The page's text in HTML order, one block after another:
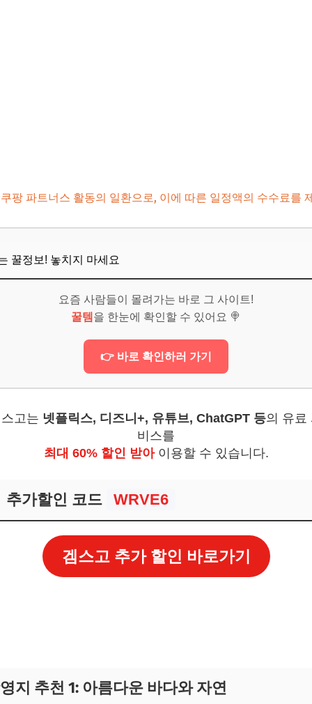
선동 한옥 거리
나': 한벽굴
타세콰이어 길
놓치지 마세요
기는 나만의 꿀팁
께 드라이브
놓치지 마세요
편한 곳은 어디인가요?
하기 좋은 곳은 어디인가요?
이용하는 방법도 있나요?
팡 파트너스 활동의 일환으로, 이에 따른 일정액의 수수료를
꿀정보! 놓치지 마세요
요즘 사람들이 몰려가는 바로 그 사이트!
꿀템 을 한눈에 확인할 수 있어요 🍭
👉 바로 확인하러 가기
고는 넷플릭스, 디즈니+, 유튜브, ChatGPT 등의 유료
비스를
최대 60% 할인 받아이용할 수 있습니다.
추가할인 코드 WRVE6
겜스고 추가 할인 바로가기
지 추천 1: 아름다운 바다와 자연